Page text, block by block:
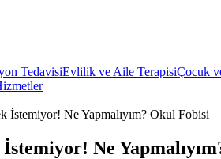
TedavisiEvlilik ve Aile TerapisiÇocuk
İstemiyor! Ne Yapmalıyım? Okul Fobisi
Ne